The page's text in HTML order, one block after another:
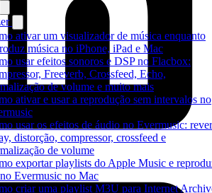
ativar um visualizador de música enquanto
música no iPhone, iPad e Mac
usar efeitos sonoros e DSP no Flacbox:
Freeverb, Crossfeed, Echo,
de volume e muito mais
ativar e usar a reprodução sem intervalos no
usar os efeitos de áudio no Evermusic:
distorção, compressor, crossfeed e
de volume
exportar playlists do Apple Music e
Evermusic no Mac
criar uma playlist M3U para Internet